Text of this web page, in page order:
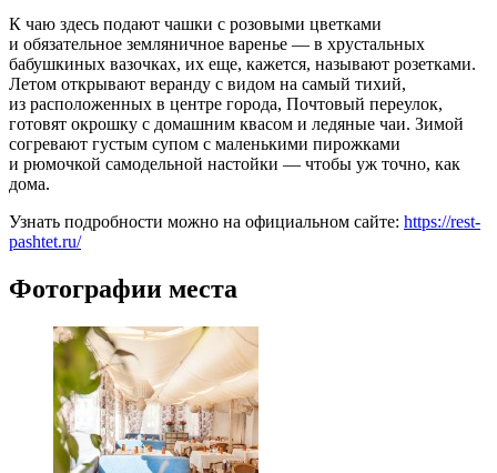
К чаю здесь подают чашки с розовыми цветками
и обязательное земляничное варенье — в хрустальных
бабушкиных вазочках, их еще, кажется, называют розетками.
Летом открывают веранду с видом на самый тихий,
из расположенных в центре города, Почтовый переулок,
готовят окрошку с домашним квасом и ледяные чаи. Зимой
согревают густым супом с маленькими пирожками
и рюмочкой самодельной настойки — чтобы уж точно, как
дома.
Узнать подробности можно на официальном сайте: https://rest-
pashtet.ru/
Фотографии места